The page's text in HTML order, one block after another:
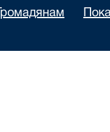
Громадянам